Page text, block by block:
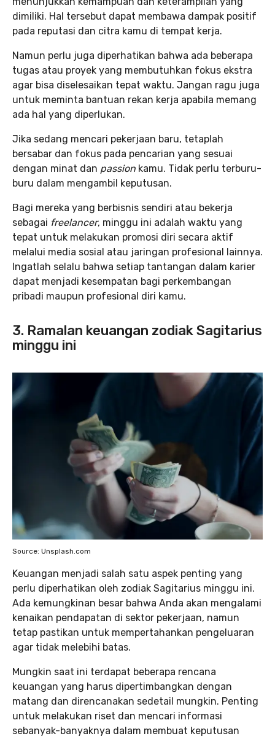
dimiliki. Hal tersebut dapat membawa dampak positif
pada reputasi dan citra kamu di tempat kerja.
Namun perlu juga diperhatikan bahwa ada beberapa
tugas atau proyek yang membutuhkan fokus ekstra
agar bisa diselesaikan tepat waktu. Jangan ragu juga
untuk meminta bantuan rekan kerja apabila memang
ada hal yang diperlukan.
Jika sedang mencari pekerjaan baru, tetaplah
bersabar dan fokus pada pencarian yang sesuai
dengan minat dan passion kamu. Tidak perlu terburu-
buru dalam mengambil keputusan.
Bagi mereka yang berbisnis sendiri atau bekerja
sebagai freelancer, minggu ini adalah waktu yang
tepat untuk melakukan promosi diri secara aktif
melalui media sosial atau jaringan profesional lainnya.
Ingatlah selalu bahwa setiap tantangan dalam karier
dapat menjadi kesempatan bagi perkembangan
pribadi maupun profesional diri kamu.
3. Ramalan keuangan zodiak Sagitarius
minggu ini
Source: Unsplash.com
Keuangan menjadi salah satu aspek penting yang
perlu diperhatikan oleh zodiak Sagitarius minggu ini.
Ada kemungkinan besar bahwa Anda akan mengalami
kenaikan pendapatan di sektor pekerjaan, namun
tetap pastikan untuk mempertahankan pengeluaran
agar tidak melebihi batas.
Mungkin saat ini terdapat beberapa rencana
keuangan yang harus dipertimbangkan dengan
matang dan direncanakan sedetail mungkin. Penting
untuk melakukan riset dan mencari informasi
sebanyak-banyaknya dalam membuat keputusan